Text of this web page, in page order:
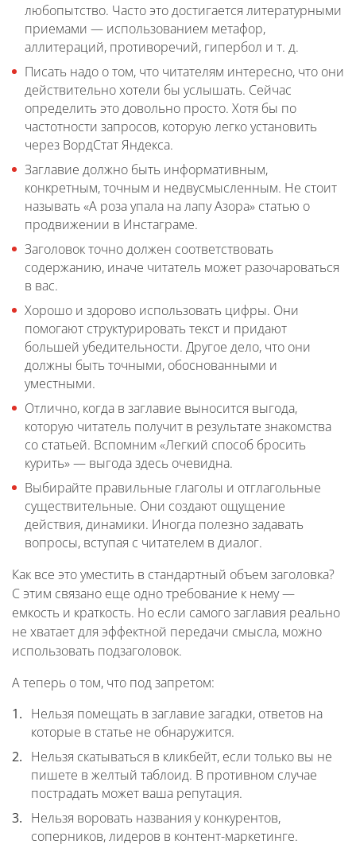
любопытство. Часто это достигается литературными
приемами — использованием метафор,
аллитераций, противоречий, гипербол и т. д.
Писать надо о том, что читателям интересно, что они
действительно хотели бы услышать. Сейчас
определить это довольно просто. Хотя бы по
частотности запросов, которую легко установить
через ВордСтат Яндекса.
Заглавие должно быть информативным,
конкретным, точным и недвусмысленным. Не стоит
называть «А роза упала на лапу Азора» статью о
продвижении в Инстаграме.
Заголовок точно должен соответствовать
содержанию, иначе читатель может разочароваться
в вас.
Хорошо и здорово использовать цифры. Они
помогают структурировать текст и придают
большей убедительности. Другое дело, что они
должны быть точными, обоснованными и
уместными.
Отлично, когда в заглавие выносится выгода,
которую читатель получит в результате знакомства
со статьей. Вспомним «Легкий способ бросить
курить» — выгода здесь очевидна.
Выбирайте правильные глаголы и отглагольные
существительные. Они создают ощущение
действия, динамики. Иногда полезно задавать
вопросы, вступая с читателем в диалог.
Как все это уместить в стандартный объем заголовка?
С этим связано еще одно требование к нему —
емкость и краткость. Но если самого заглавия реально
не хватает для эффектной передачи смысла, можно
использовать подзаголовок.
А теперь о том, что под запретом:
Нельзя помещать в заглавие загадки, ответов на
которые в статье не обнаружится.
Нельзя скатываться в кликбейт, если только вы не
пишете в желтый таблоид. В противном случае
пострадать может ваша репутация.
Нельзя воровать названия у конкурентов,
соперников, лидеров в контент-маркетинге.